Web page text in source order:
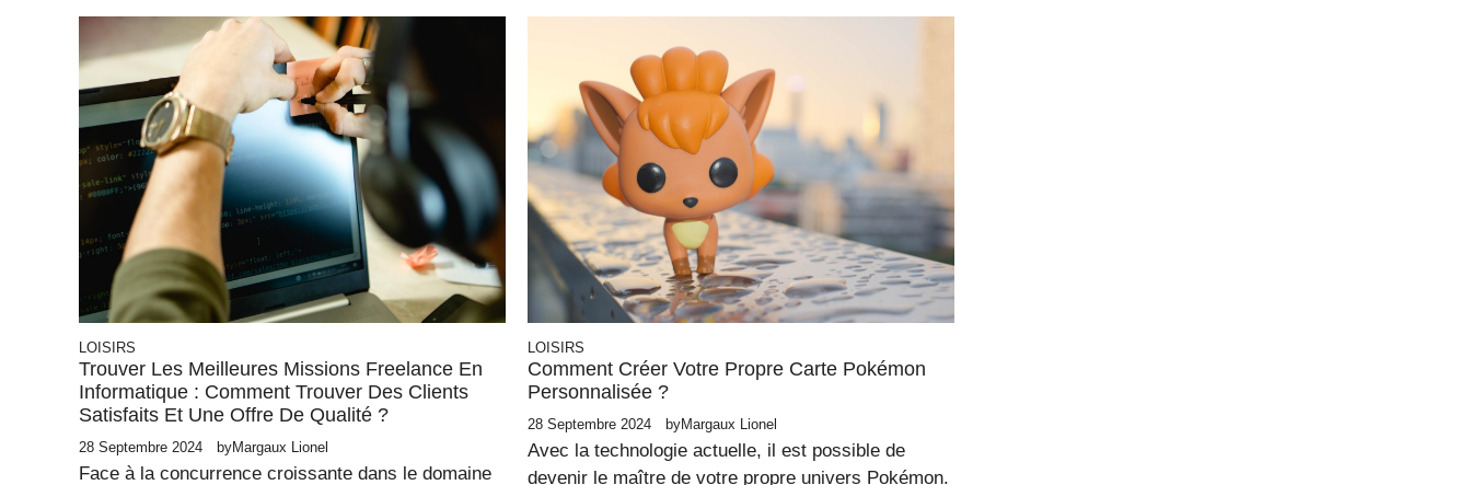
LOISIRS
Trouver Les Meilleures Missions Freelance En
Informatique : Comment Trouver Des Clients
Satisfaits Et Une Offre De Qualité ?
28 Septembre 2024 byMargaux Lionel
Face à la concurrence croissante dans le domaine
LOISIRS
Comment Créer Votre Propre Carte Pokémon
Personnalisée ?
28 Septembre 2024 byMargaux Lionel
Avec la technologie actuelle, il est possible de
devenir le maître de votre propre univers Pokémon.